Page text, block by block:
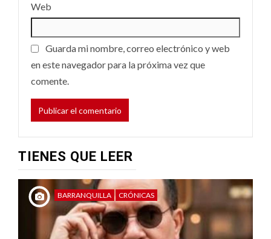
Web
Guarda mi nombre, correo electrónico y web
en este navegador para la próxima vez que
comente.
TIENES QUE LEER
BARRANQUILLA CRÓNICAS